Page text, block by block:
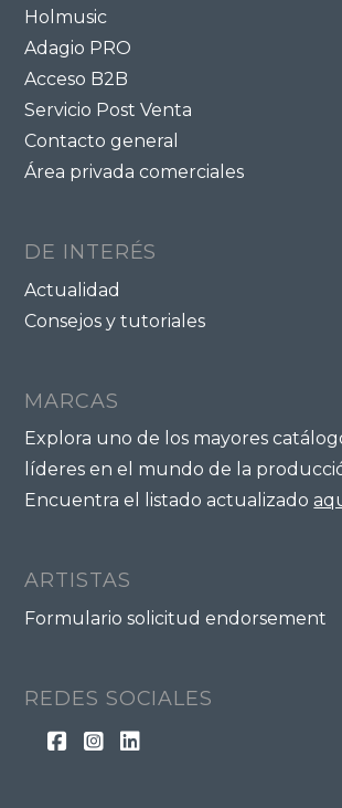
Holmusic
Adagio PRO
Acceso B2B
Servicio Post Venta
Contacto general
Área privada comerciales
DE INTERÉS
Actualidad
Consejos y tutoriales
MARCAS
Explora uno de los mayores
líderes en el mundo de la
Encuentra el listado actualizado
ARTISTAS
Formulario solicitud endorsement
REDES SOCIALES